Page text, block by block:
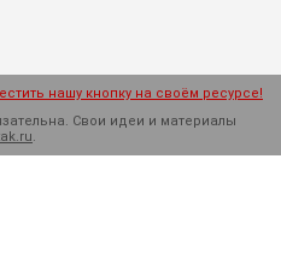
нашу кнопку на своём ресурсе!
Cвои идеи и материалы
.